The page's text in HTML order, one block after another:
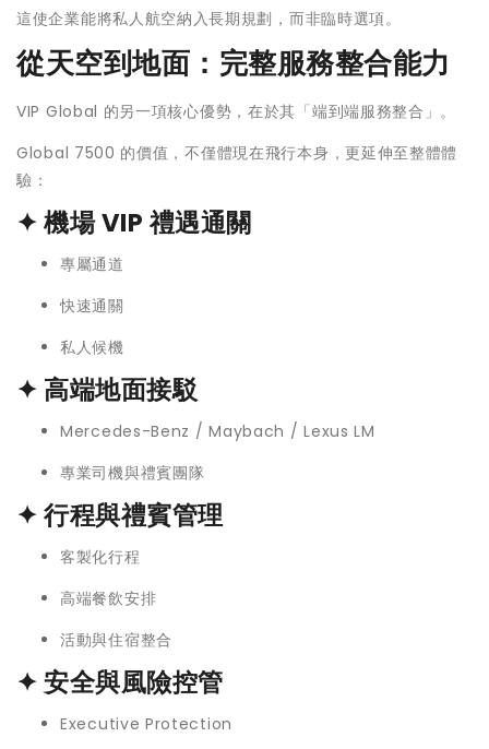
這使企業能將私人航空納入長期規劃，而非臨時選項。
從天空到地面：完整服務整合能力
VIP Global 的另一項核心優勢，在於其「端到端服務整合」。
Global 7500 的價值，不僅體現在飛行本身，更延伸至整體體
驗：
✦ 機場 VIP 禮遇通關
專屬通道
快速通關
私人候機
✦ 高端地面接駁
Mercedes-Benz / Maybach / Lexus LM
專業司機與禮賓團隊
✦ 行程與禮賓管理
客製化行程
高端餐飲安排
活動與住宿整合
✦ 安全與風險控管
Executive Protection